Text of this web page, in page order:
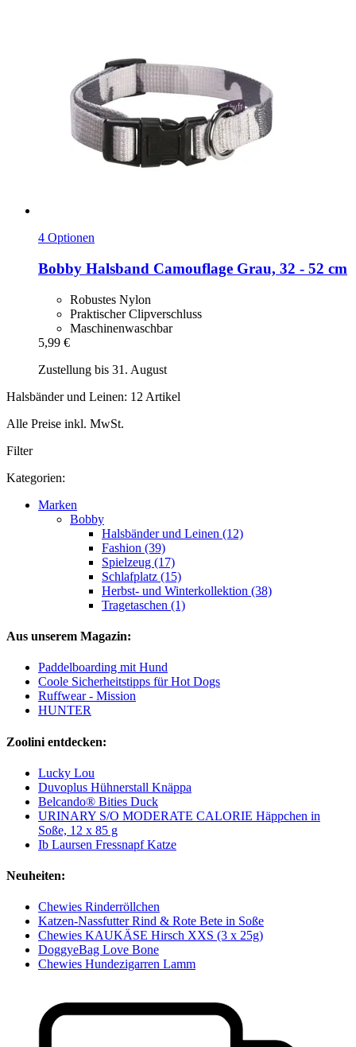
4 Optionen
Bobby Halsband Camouflage Grau, 32 -​ 52 cm
Robustes Nylon
Praktischer Clipverschluss
Maschinenwaschbar
5,99 €
Zustellung bis 31. August
Halsbänder und Leinen: 12 Artikel
Alle Preise inkl. MwSt.
Filter
Kategorien:
Marken
Bobby
Halsbänder und Leinen (12)
Fashion (39)
Spielzeug (17)
Schlafplatz (15)
Herbst- und Winterkollektion (38)
Tragetaschen (1)
Aus unserem Magazin:
Paddelboarding mit Hund
Coole Sicherheitstipps für Hot Dogs
Ruffwear - Mission
HUNTER
Zoolini entdecken:
Lucky Lou
Duvoplus Hühnerstall Knäppa
Belcando® Bities Duck
URINARY S/O MODERATE CALORIE Häppchen in
Soße, 12 x 85 g
Ib Laursen Fressnapf Katze
Neuheiten:
Chewies Rinderröllchen
Katzen-Nassfutter Rind & Rote Bete in Soße
Chewies KAUKÄSE Hirsch XXS (3 x 25g)
DoggyeBag Love Bone
Chewies Hundezigarren Lamm